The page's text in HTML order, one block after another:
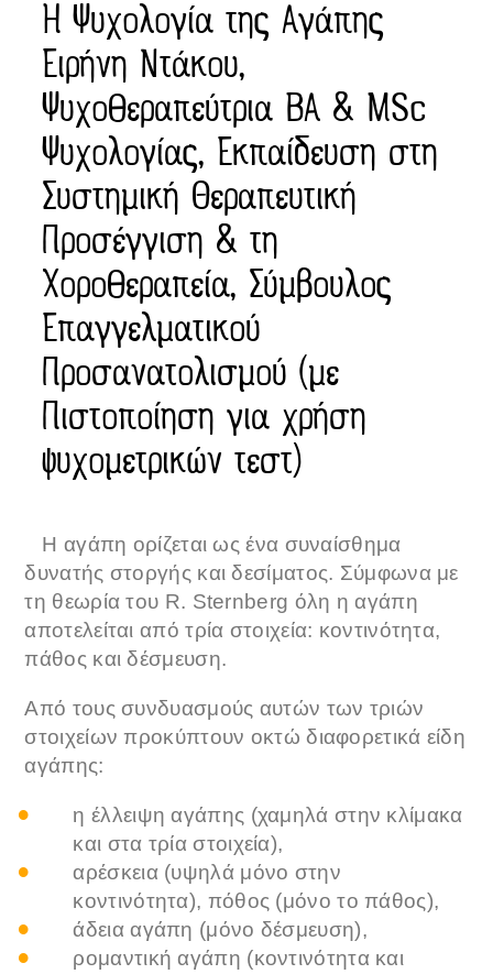
Η Ψυχολογία της Αγάπης
Ειρήνη Ντάκου,
Ψυχοθεραπεύτρια ΒΑ & MSc
Ψυχολογίας, Εκπαίδευση στη
Συστημική Θεραπευτική
Προσέγγιση & τη
Χοροθεραπεία, Σύμβουλος
Επαγγελματικού
Προσανατολισμού (με
Πιστοποίηση για χρήση
ψυχομετρικών τεστ)
Η αγάπη ορίζεται ως ένα συναίσθημα
δυνατής στοργής και δεσίματος. Σύμφωνα με
τη θεωρία του R. Sternberg όλη η αγάπη
αποτελείται από τρία στοιχεία: κοντινότητα,
πάθος και δέσμευση.
Από τους συνδυασμούς αυτών των τριών
στοιχείων προκύπτουν οκτώ διαφορετικά είδη
αγάπης:
η έλλειψη αγάπης (χαμηλά στην κλίμακα
και στα τρία στοιχεία),
αρέσκεια (υψηλά μόνο στην
κοντινότητα), πόθος (μόνο το πάθος),
άδεια αγάπη (μόνο δέσμευση),
ρομαντική αγάπη (κοντινότητα και